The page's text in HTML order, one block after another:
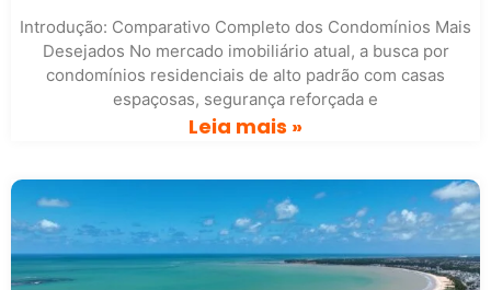
Introdução: Comparativo Completo dos Condomínios Mais
Desejados No mercado imobiliário atual, a busca por
condomínios residenciais de alto padrão com casas
espaçosas, segurança reforçada e
Leia mais »